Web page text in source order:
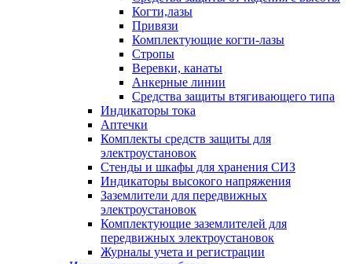
Когти,лазы
Привязи
Комплектующие когти-лазы
Стропы
Веревки, канаты
Анкерные линии
Средства защиты втягивающего типа
Индикаторы тока
Аптечки
Комплекты средств защиты для
электроустановок
Стенды и шкафы для хранения СИЗ
Индикаторы высокого напряжения
Заземлители для передвижных
электроустановок
Комплектующие заземлителей для
передвижных электроустановок
Журналы учета и регистрации